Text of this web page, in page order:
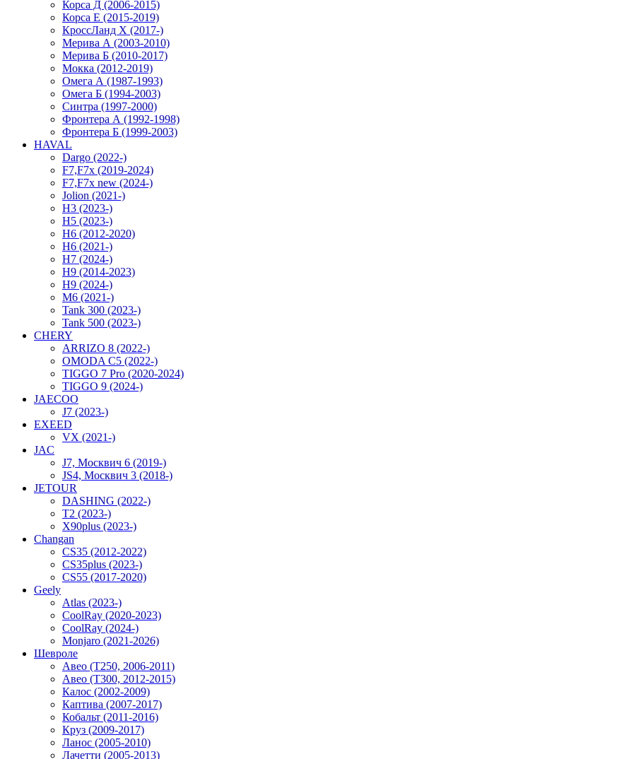
Корса Д (2006-2015)
Корса E (2015-2019)
КроссЛанд X (2017-)
Мерива А (2003-2010)
Мерива Б (2010-2017)
Мокка (2012-2019)
Омега А (1987-1993)
Омега Б (1994-2003)
Синтра (1997-2000)
Фронтера А (1992-1998)
Фронтера Б (1999-2003)
HAVAL
Dargo (2022-)
F7,F7x (2019-2024)
F7,F7x new (2024-)
Jolion (2021-)
H3 (2023-)
H5 (2023-)
H6 (2012-2020)
H6 (2021-)
H7 (2024-)
H9 (2014-2023)
H9 (2024-)
M6 (2021-)
Tank 300 (2023-)
Tank 500 (2023-)
CHERY
ARRIZO 8 (2022-)
OMODA C5 (2022-)
TIGGO 7 Pro (2020-2024)
TIGGO 9 (2024-)
JAECOO
J7 (2023-)
EXEED
VX (2021-)
JAC
J7, Москвич 6 (2019-)
JS4, Москвич 3 (2018-)
JETOUR
DASHING (2022-)
T2 (2023-)
X90plus (2023-)
Changan
CS35 (2012-2022)
CS35plus (2023-)
CS55 (2017-2020)
Geely
Atlas (2023-)
CoolRay (2020-2023)
CoolRay (2024-)
Monjaro (2021-2026)
Шевроле
Авео (T250, 2006-2011)
Авео (T300, 2012-2015)
Калос (2002-2009)
Каптива (2007-2017)
Кобальт (2011-2016)
Круз (2009-2017)
Ланос (2005-2010)
Лачетти (2005-2013)